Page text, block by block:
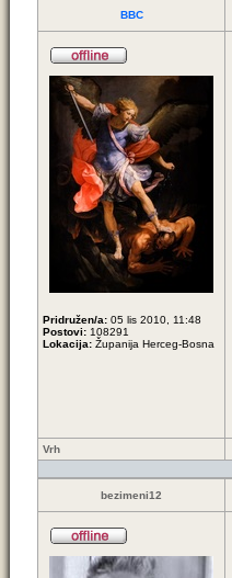
BBC
Pridružen/a: 05 lis 2010, 11:48
Postovi: 108291
Lokacija: Županija Herceg-Bosna
Vrh
bezimeni12